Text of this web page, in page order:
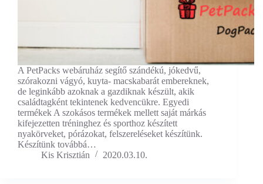
A PetPacks webáruház segítő szándékú, jókedvű,
szórakozni vágyó, kuyta- macskabarát embereknek,
de leginkább azoknak a gazdiknak készült, akik
családtagként tekintenek kedvencükre. Egyedi
termékek A szokásos termékek mellett saját márkás
kifejezetten tréninghez és sporthoz készített
nyakörveket, pórázokat, felszereléseket készítünk.
Készítünk továbbá…
Kis Krisztián
2020.03.10.